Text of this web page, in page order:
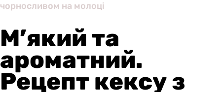
чорносливом на молоці
М’який та
ароматний.
Рецепт кексу з